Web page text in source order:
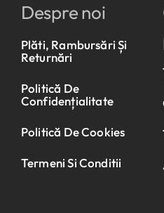
Despre noi
Plăti, Rambursări Și
Returnări
Politică De
Confidențialitate
Politică De Cookies
Termeni Si Conditii